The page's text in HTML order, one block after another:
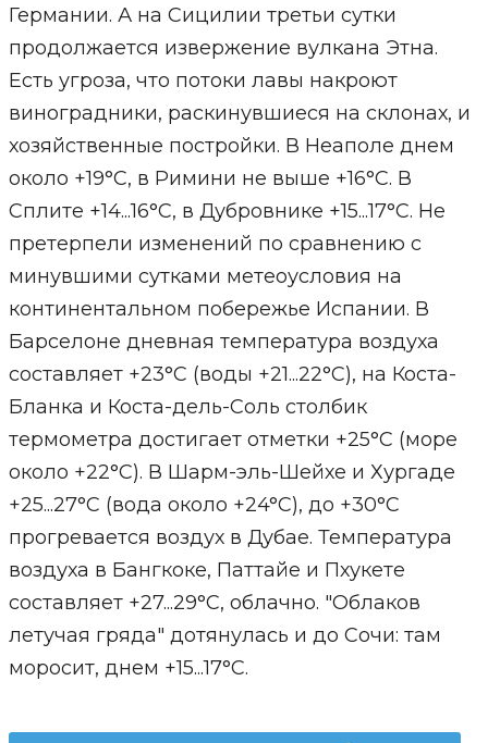
Германии. А на Сицилии третьи сутки
продолжается извержение вулкана Этна.
Есть угроза, что потоки лавы накроют
виноградники, раскинувшиеся на склонах, и
хозяйственные постройки. В Неаполе днем
около +19°С, в Римини не выше +16°С. В
Сплите +14...16°С, в Дубровнике +15...17°С. Не
претерпели изменений по сравнению с
минувшими сутками метеоусловия на
континентальном побережье Испании. В
Барселоне дневная температура воздуха
составляет +23°С (воды +21...22°С), на Коста-
Бланка и Коста-дель-Соль столбик
термометра достигает отметки +25°С (море
около +22°С). В Шарм-эль-Шейхе и Хургаде
+25...27°С (вода около +24°С), до +30°С
прогревается воздух в Дубае. Температура
воздуха в Бангкоке, Паттайе и Пхукете
составляет +27...29°С, облачно. "Облаков
летучая гряда" дотянулась и до Сочи: там
моросит, днем +15...17°С.